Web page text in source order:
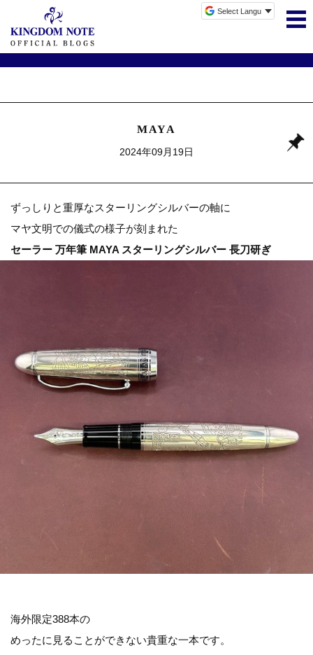
MAYA
2024年09月19日
ずっしりと重厚なスターリングシルバーの軸に
マヤ文明での儀式の様子が刻まれた
セーラー 万年筆 MAYA スターリングシルバー 長刀研ぎ
海外限定388本の
めったに見ることができない貴重な一本です。